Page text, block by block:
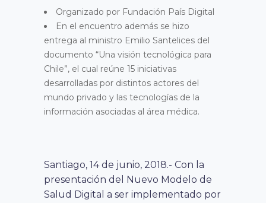
Organizado por Fundación País Digital
En el encuentro además se hizo
entrega al ministro Emilio Santelices del
documento “Una visión tecnológica para
Chile”, el cual reúne 15 iniciativas
desarrolladas por distintos actores del
mundo privado y las tecnologías de la
información asociadas al área médica.
Santiago, 14 de junio, 2018.- Con la
presentación del Nuevo Modelo de
Salud Digital a ser implementado por